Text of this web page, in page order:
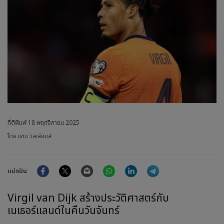
ที่ตีพิมพ์ 18 พฤศจิกายน 2025
โดย แซม วิลเลียมส์
แบ่งปัน
FacebookTwitter Email WhatsAppLinkedIn
Virgil van Dijk สร้างประวัติศาสตร์กับ
เนเธอร์แลนด์ในคืนวันจันทร์